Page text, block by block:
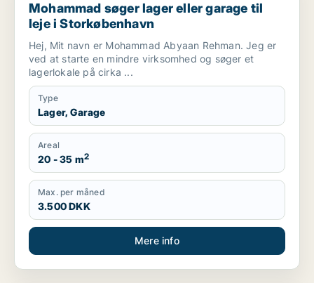
Mohammad søger lager eller garage til
leje i Storkøbenhavn
Hej, Mit navn er Mohammad Abyaan Rehman. Jeg er
ved at starte en mindre virksomhed og søger et
lagerlokale på cirka ...
Type
Lager, Garage
Areal
20 - 35 m2
Max. per måned
3.500 DKK
Mere info